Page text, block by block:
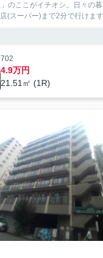
」のここがイチオシ。日々の
(スーパー)まで2分で行けま
702
4.9万円
21.51㎡ (1R)